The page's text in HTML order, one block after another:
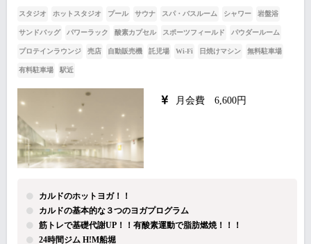
スタジオ ホットスタジオ プール サウナ スパ・バスルーム シャワー 岩盤浴
サンドバッグ パワーラック 酸素カプセル スポーツフィールド パウダールーム
プロテインラウンジ 売店 自動販売機 託児場 Wi-Fi 日焼けマシン 無料駐車場
有料駐車場 駅近
月会費 6,600円
カルドのホットヨガ！！
カルドの基本的な３つのヨガプログラム
筋トレで基礎代謝UP！！有酸素運動で脂肪燃焼！！！
24時間ジム H!M船堀